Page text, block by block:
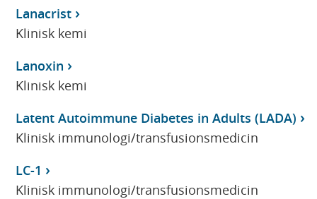
Lanacrist
Klinisk kemi
Lanoxin
Klinisk kemi
Latent Autoimmune Diabetes in Adults (LADA)
Klinisk immunologi/transfusionsmedicin
LC-1
Klinisk immunologi/transfusionsmedicin